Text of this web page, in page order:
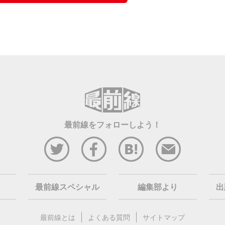
最前線をフォローしよう！
最前線スペシャル 編集部より
最前線とは よくある質問 サイトマップ